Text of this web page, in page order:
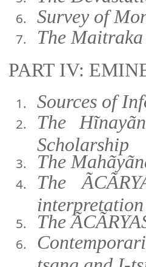
Survey of
The
PART IV:
Sources of
The
Scholarship
The
The
The
tsang and I-